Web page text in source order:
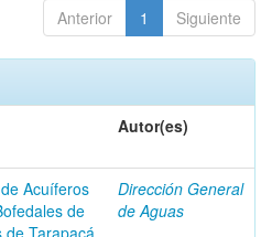
Anterior 1 Siguiente
Autor(es)
Acuíferos
de
de Tarapacá
Dirección General
de Aguas